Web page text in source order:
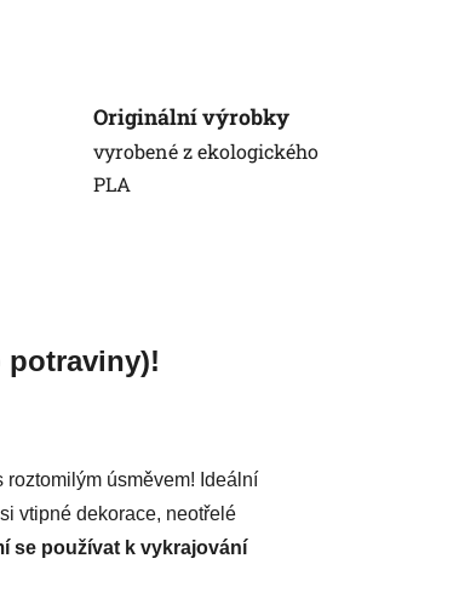
Originální výrobky
vyrobené z ekologického
PLA
potraviny)!
roztomilým úsměvem! Ideální
vtipné dekorace, neotřelé
se používat k vykrajování